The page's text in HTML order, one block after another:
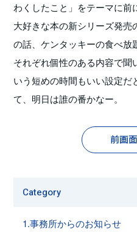
わくしたこと」をテーマに前
大好きな本の新シリーズ発
の話、ケンタッキーの食べ放
それぞれ個性のある内容で聞
いう短めの時間もいい設定だ
て、明日は誰の番かなー。
前画
Category
1.事務所からのお知らせ